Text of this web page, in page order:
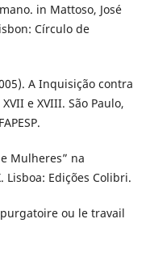
in Mattoso, José
Círculo de
A Inquisição contra
e XVIII. São Paulo,
Mulheres” na
Lisboa: Edições Colibri.
ou le travail